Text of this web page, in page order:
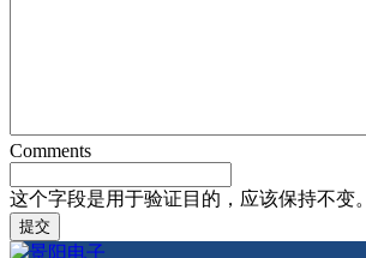
Comments
这个字段是用于验证目的，应该保持不变。